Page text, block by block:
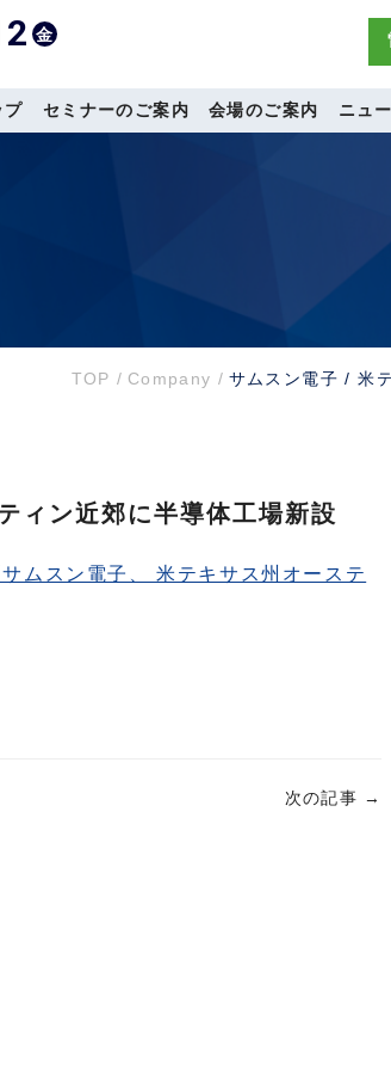
金
プ セミナーのご案内 会場のご案内 ニュ
TOP / Company / サムスン電子 / 米
ィン近郊に半導体工場新設
サムスン電子、 米テキサス州オーステ
次の記事 →